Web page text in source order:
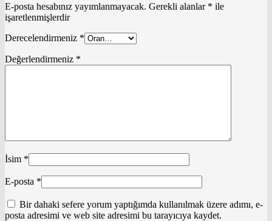
E-posta hesabınız yayımlanmayacak. Gerekli alanlar * ile
işaretlenmişlerdir
Derecelendirmeniz *
Değerlendirmeniz *
İsim *
E-posta *
Bir dahaki sefere yorum yaptığımda kullanılmak üzere adımı, e-
posta adresimi ve web site adresimi bu tarayıcıya kaydet.